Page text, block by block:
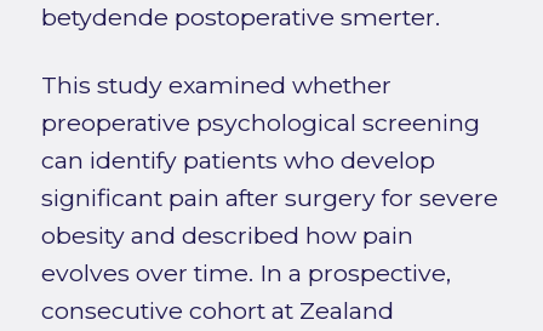
betydende postoperative smerter.
This study examined whether
preoperative psychological screening
can identify patients who develop
significant pain after surgery for severe
obesity and described how pain
evolves over time. In a prospective,
consecutive cohort at Zealand